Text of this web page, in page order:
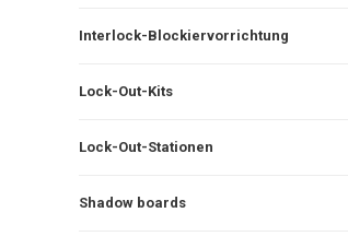
Interlock-Blockiervorrichtung
Lock-Out-Kits
Lock-Out-Stationen
Shadow boards